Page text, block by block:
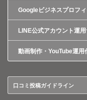
Googleビジネスプロフ
LINE公式アカウント運用
動画制作・YouTube運
口コミ投稿ガイドライン